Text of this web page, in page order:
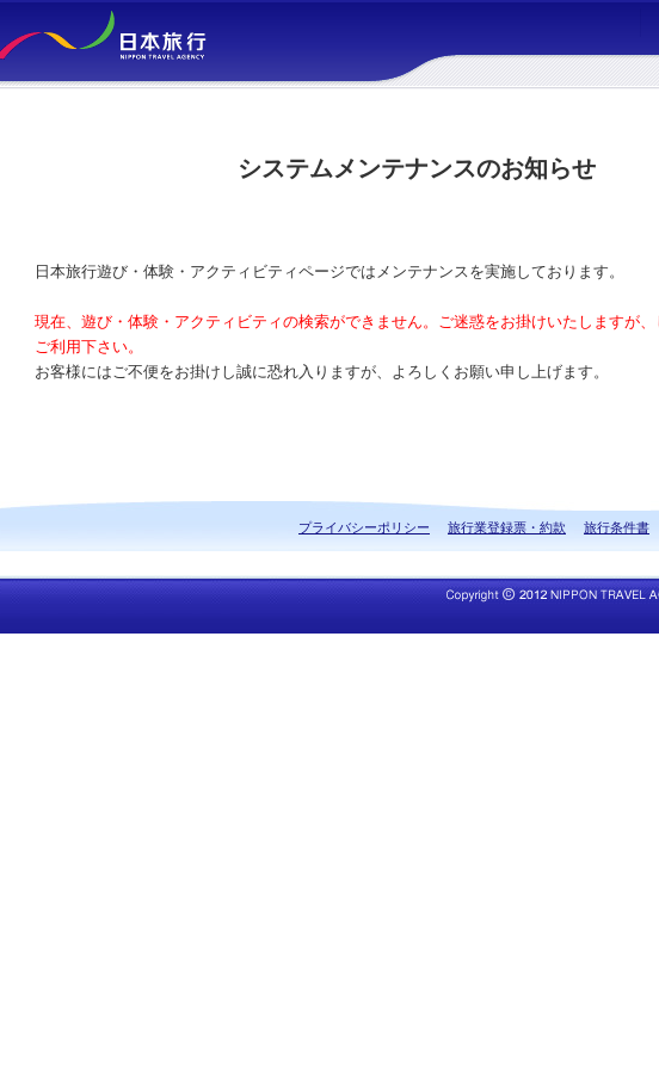
システムメンテナンスのお知らせ
日本旅行遊び・体験・アクティビティページではメンテナンスを実施しております。
現在、遊び・体験・アクティビティの検索ができません。ご迷惑をお掛けいたしますが
ご利用下さい。
お客様にはご不便をお掛けし誠に恐れ入りますが、よろしくお願い申し上げます。
プライバシーポリシー 旅行業登録票・約款 旅行条件書